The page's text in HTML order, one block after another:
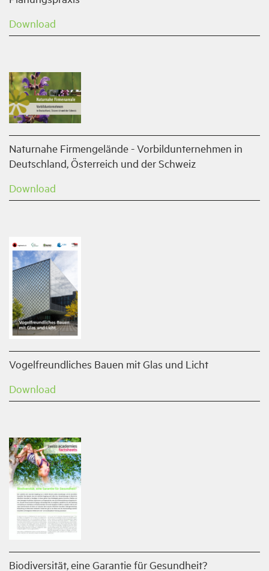
Download
Naturnahe Firmengelände - Vorbildunternehmen in
Deutschland, Österreich und der Schweiz
Download
Vogelfreundliches Bauen mit Glas und Licht
Download
Biodiversität, eine Garantie für Gesundheit?